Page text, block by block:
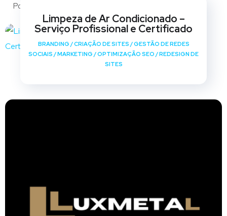
Portfólio
Limpeza de Ar Condicionado –
Serviço Profissional e Certificado
BRANDING /CRIAÇÃO DE SITES /GESTÃO DE REDES
SOCIAIS /MARKETING /OPTIMIZAÇÃO SEO /REDESIGN DE
SITES